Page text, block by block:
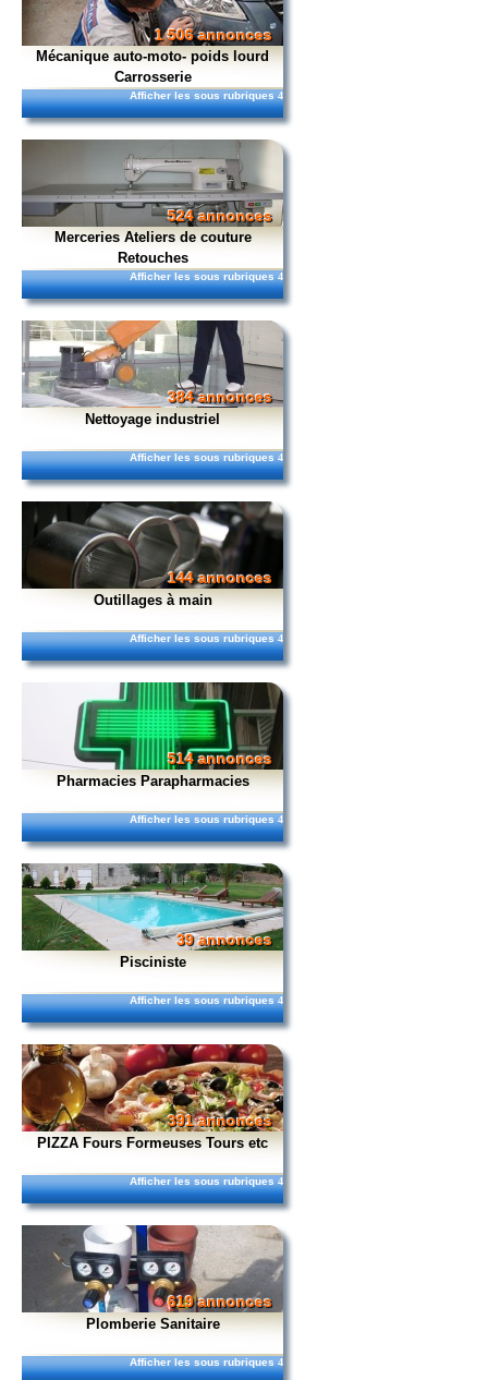
1 506 annonces
Mécanique auto-moto- poids lourd
Carrosserie
Afficher les sous rubriques 4
524 annonces
Merceries Ateliers de couture
Retouches
Afficher les sous rubriques 4
384 annonces
Nettoyage industriel
Afficher les sous rubriques 4
144 annonces
Outillages à main
Afficher les sous rubriques 4
514 annonces
Pharmacies Parapharmacies
Afficher les sous rubriques 4
39 annonces
Pisciniste
Afficher les sous rubriques 4
391 annonces
PIZZA Fours Formeuses Tours etc
Afficher les sous rubriques 4
619 annonces
Plomberie Sanitaire
Afficher les sous rubriques 4